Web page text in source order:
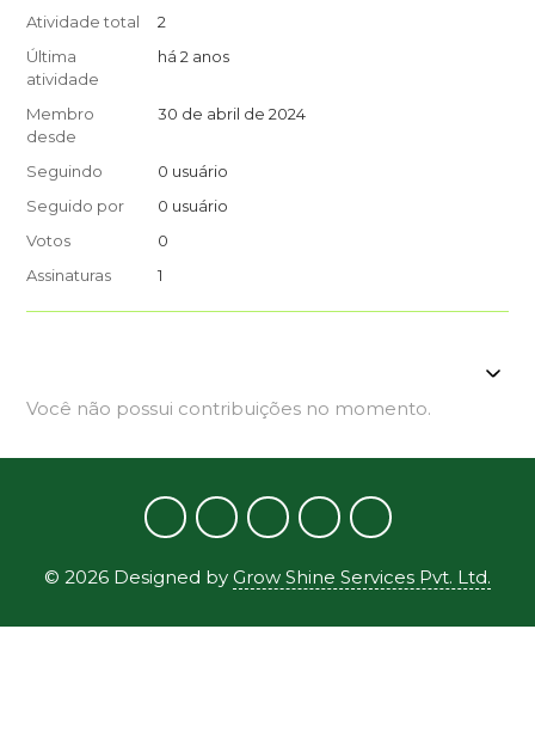
Atividade total
2
Última
atividade
há 2 anos
Membro
desde
30 de abril de 2024
Seguindo
0 usuário
Seguido por
0 usuário
Votos
0
Assinaturas
1
Você não possui contribuições no momento.
© 2026 Designed by Grow Shine Services Pvt. Ltd.